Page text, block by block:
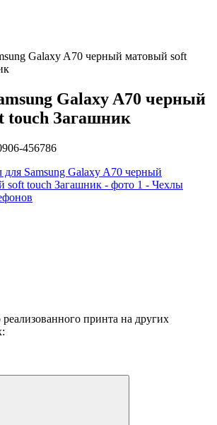
Galaxy A70 черный матовый soft
Galaxy A70 черный
touch Загашник
456786
принта на других